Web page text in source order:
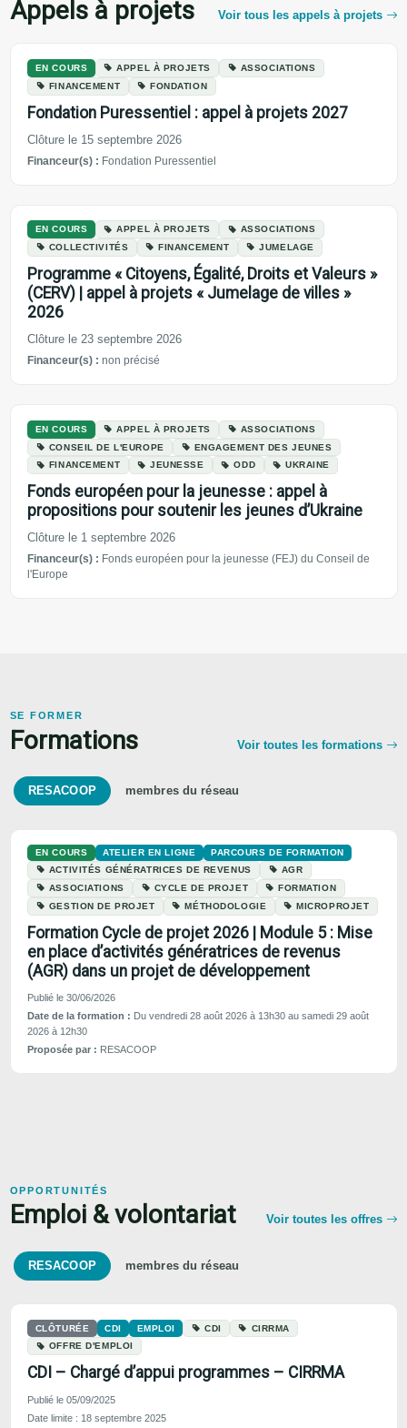
Appels à projets Voir tous les appels à projets
EN COURS APPEL À PROJETS
ASSOCIATIONS
FINANCEMENT
FONDATION
Fondation Puressentiel : appel à projets 2027
Clôture le 15 septembre 2026
Financeur(s) : Fondation Puressentiel
EN COURS APPEL À PROJETS
ASSOCIATIONS
COLLECTIVITÉS
FINANCEMENT JUMELAGE
Programme « Citoyens, Égalité, Droits et Valeurs »
(CERV) | appel à projets « Jumelage de villes »
2026
Clôture le 23 septembre 2026
Financeur(s) : non précisé
EN COURS APPEL À PROJETS
ASSOCIATIONS
CONSEIL DE L'EUROPE
ENGAGEMENT DES JEUNES
FINANCEMENT
JEUNESSE ODD UKRAINE
Fonds européen pour la jeunesse : appel à
propositions pour soutenir les jeunes d’Ukraine
Clôture le 1 septembre 2026
Financeur(s) : Fonds européen pour la jeunesse (FEJ) du Conseil de
l'Europe
SE FORMER
Formations Voir toutes les formations
RESACOOP membres du réseau
EN COURS ATELIER EN LIGNE
PARCOURS DE FORMATION
ACTIVITÉS GÉNÉRATRICES DE REVENUS
AGR
ASSOCIATIONS
CYCLE DE PROJET
FORMATION
GESTION DE PROJET
MÉTHODOLOGIE MICROPROJET
Formation Cycle de projet 2026 | Module 5 : Mise
en place d’activités génératrices de revenus
(AGR) dans un projet de développement
Publié le 30/06/2026
Date de la formation : Du vendredi 28 août 2026 à 13h30 au samedi 29 août
2026 à 12h30
Proposée par : RESACOOP
OPPORTUNITÉS
Emploi & volontariat Voir toutes les offres
RESACOOP membres du réseau
CLÔTURÉE CDI EMPLOI CDI
CIRRMA
OFFRE D'EMPLOI
CDI – Chargé d’appui programmes – CIRRMA
Publié le 05/09/2025
Date limite : 18 septembre 2025